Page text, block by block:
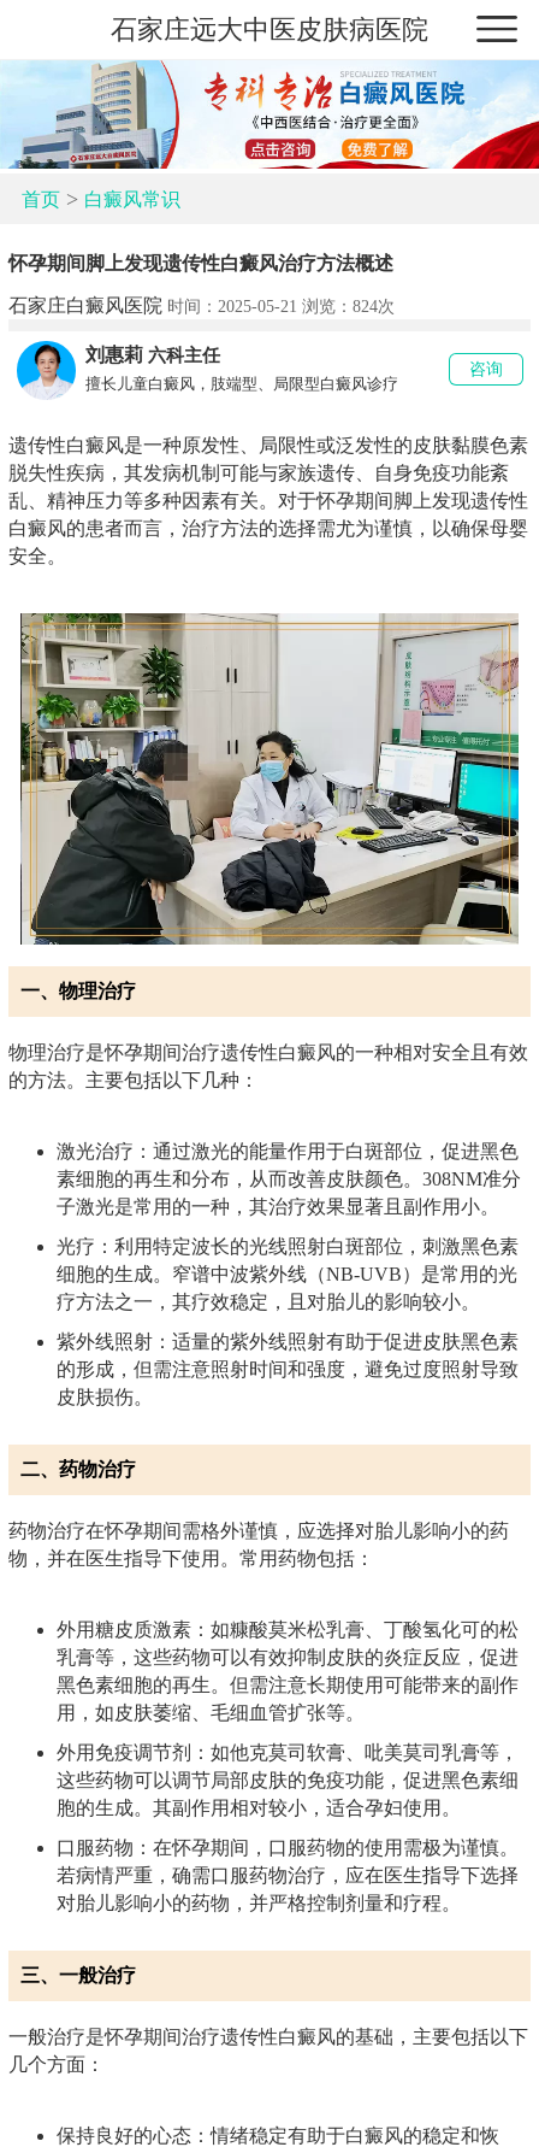
石家庄远大中医皮肤病医院
首页> 白癜风常识
怀孕期间脚上发现遗传性白癜风治疗方法概述
石家庄白癜风医院 时间：2025-05-21 浏览： 824次
刘惠莉 六科主任
擅长儿童白癜风，肢端型、局限型白癜风诊疗
咨询
遗传性白癜风是一种原发性、局限性或泛发性的皮肤黏膜色素
脱失性疾病，其发病机制可能与家族遗传、自身免疫功能紊
乱、精神压力等多种因素有关。对于怀孕期间脚上发现遗传性
白癜风的患者而言，治疗方法的选择需尤为谨慎，以确保母婴
安全。
一、物理治疗
物理治疗是怀孕期间治疗遗传性白癜风的一种相对安全且有效
的方法。主要包括以下几种：
激光治疗：通过激光的能量作用于白斑部位，促进黑色
素细胞的再生和分布，从而改善皮肤颜色。308NM准分
子激光是常用的一种，其治疗效果显著且副作用小。
光疗：利用特定波长的光线照射白斑部位，刺激黑色素
细胞的生成。窄谱中波紫外线（NB-UVB）是常用的光
疗方法之一，其疗效稳定，且对胎儿的影响较小。
紫外线照射：适量的紫外线照射有助于促进皮肤黑色素
的形成，但需注意照射时间和强度，避免过度照射导致
皮肤损伤。
二、药物治疗
药物治疗在怀孕期间需格外谨慎，应选择对胎儿影响小的药
物，并在医生指导下使用。常用药物包括：
外用糖皮质激素：如糠酸莫米松乳膏、丁酸氢化可的松
乳膏等，这些药物可以有效抑制皮肤的炎症反应，促进
黑色素细胞的再生。但需注意长期使用可能带来的副作
用，如皮肤萎缩、毛细血管扩张等。
外用免疫调节剂：如他克莫司软膏、吡美莫司乳膏等，
这些药物可以调节局部皮肤的免疫功能，促进黑色素细
胞的生成。其副作用相对较小，适合孕妇使用。
口服药物：在怀孕期间，口服药物的使用需极为谨慎。
若病情严重，确需口服药物治疗，应在医生指导下选择
对胎儿影响小的药物，并严格控制剂量和疗程。
三、一般治疗
一般治疗是怀孕期间治疗遗传性白癜风的基础，主要包括以下
几个方面：
保持良好的心态：情绪稳定有助于白癜风的稳定和恢